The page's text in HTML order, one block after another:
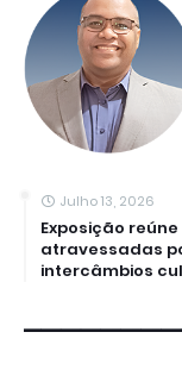
Julho 13, 2026
Exposição
atravessadas
intercâmbios